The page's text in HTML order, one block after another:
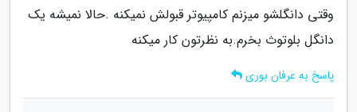
وقتی دانگلشو میزنم کامپیوتر قبولش نمیکنه .حالا نمیشه یک
دانگل بلوتوث بخرم.به نظرتون کار میکنه
پاسخ به عرفان بوری